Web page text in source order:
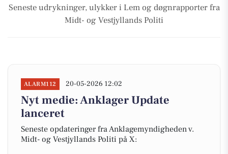
Seneste udrykninger, ulykker i Lem og døgnrapporter fra
Midt- og Vestjyllands Politi
ALARM112 20-05-2026 12:02
Nyt medie: Anklager Update
lanceret
Seneste opdateringer fra Anklagemyndigheden v.
Midt- og Vestjyllands Politi på X: